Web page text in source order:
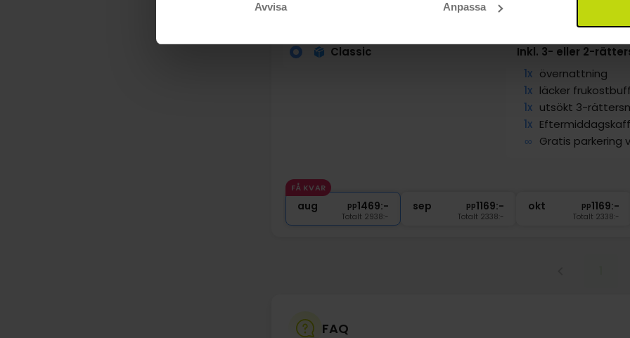
Avvisa Anpassa
Hotel Christiansminde
Classic
Inkl. 3- eller 2-
1x övernattning
1x läcker
1x utsökt 3-
1x
∞ Gratis parkering
FÅ KVAR
aug pp1469:-
Totalt 2938:-
sep pp1169:-
Totalt 2338:-
okt pp1169:-
Totalt 2338:-
FAQ